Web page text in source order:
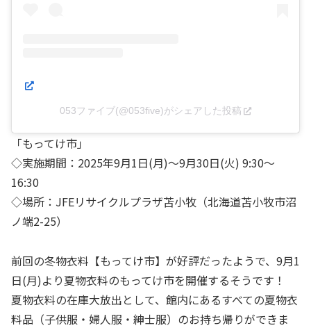
053ファイブ(@053five)がシェアした投稿
「もってけ市」
◇実施期間：2025年9月1日(月)〜9月30日(火) 9:30～
16:30
◇場所：JFEリサイクルプラザ苫小牧（北海道苫小牧市沼
ノ端2-25）
前回の冬物衣料【もってけ市】が好評だったようで、9月1
日(月)より夏物衣料のもってけ市を開催するそうです！
夏物衣料の在庫大放出として、館内にあるすべての夏物衣
料品（子供服・婦人服・紳士服）のお持ち帰りができま